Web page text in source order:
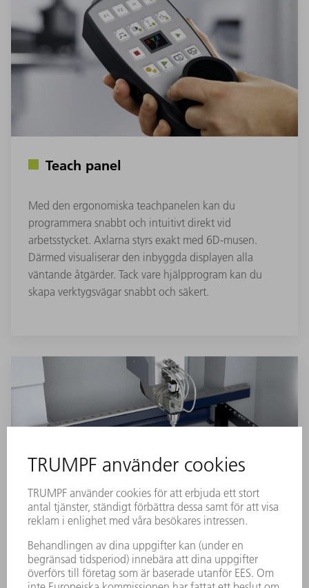
Teach panel
Med den ergonomiska teachpanelen kan du
programmera snabbt och intuitivt direkt vid
arbetsstycket. Axlarna styrs exakt med 6D-musen.
Därmed visualiserar den inbyggda displayen alla
väntande åtgärder. Tack vare hjälpprogram kan du
skapa verktygsvägar snabbt och säkert.
Variabelt spännsystem